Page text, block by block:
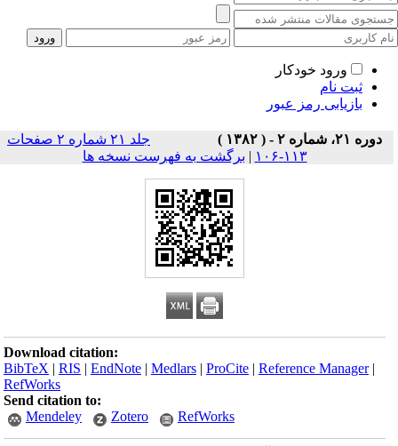
ورود خودکار
ثبت نام
بازیابی رمز عبور
دوره ۲۱، شماره ۲ - ( ۱۳۸۲ )
جلد ۲۱ شماره ۲ صفحات
۱۱۳-۱۰۶
| برگشت به فهرست نسخه ها
Download citation:
BibTeX |RIS |EndNote |Medlars |ProCite |Reference Manager
RefWorks
Send citation to:
Mendeley
Zotero RefWorks